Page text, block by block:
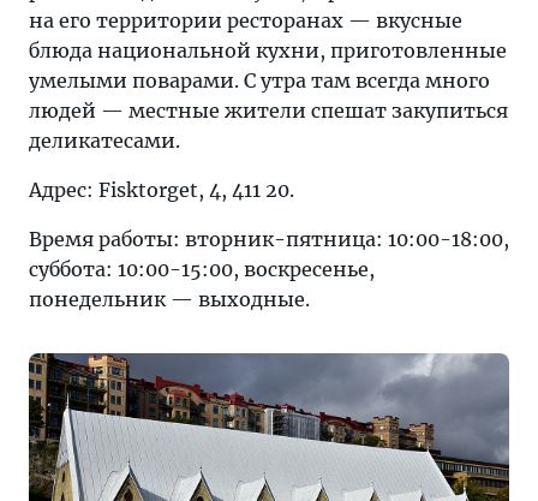
на его территории ресторанах — вкусные
блюда национальной кухни, приготовленные
умелыми поварами. С утра там всегда много
людей — местные жители спешат закупиться
деликатесами.
Адрес: Fisktorget, 4, 411 20.
Время работы: вторник-пятница: 10:00-18:00,
суббота: 10:00-15:00, воскресенье,
понедельник — выходные.